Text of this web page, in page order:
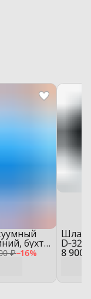
₽−16%
бухта
8 900
D‑32
—